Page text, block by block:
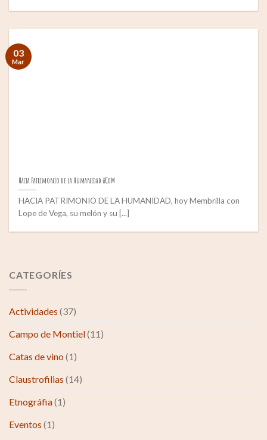
Hacia Patrimonio de la Humanidad #CdM
HACIA PATRIMONIO DE LA HUMANIDAD, hoy Membrilla con
Lope de Vega, su melón y su [...]
03
Mar
CATEGORÍES
Actividades (37)
Campo de Montiel(11)
Catas de vino (1)
Claustrofilias (14)
Etnográfia(1)
Eventos (1)